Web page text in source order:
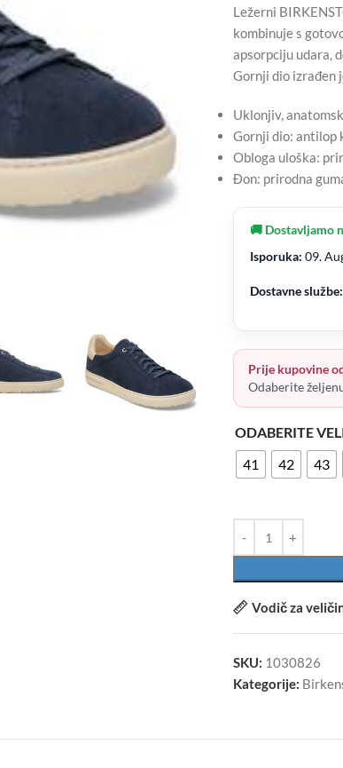
Ležerni
kombinuje s
apsorpciju udara,
Gornji dio izrađen
Uklonjiv,
Gornji dio: antilop
Obloga uloška:
Đon: prirodna
🚚 Dostavljamo
Isporuka: 09.
Dostavne službe:
Prije kupovine
Odaberite
ODABERITE
41
42 43
Vodič za
SKU: 1030826
Kategorije: